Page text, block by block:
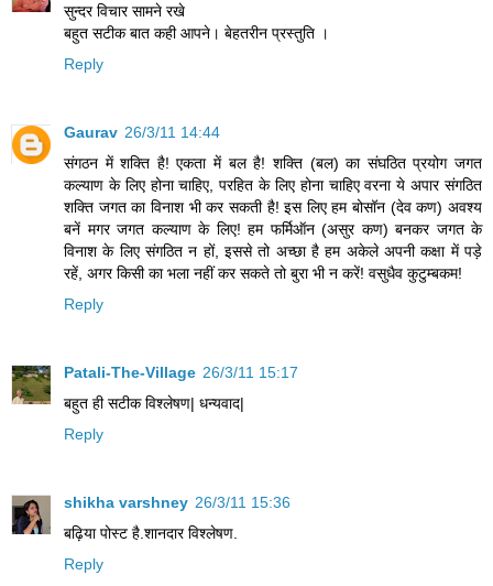
सुन्दर विचार सामने रखे
बहुत सटीक बात कही आपने। बेहतरीन प्रस्‍तुति ।
Reply
Gaurav 26/3/11 14:44
संगठन में शक्ति है! एकता में बल है! शक्ति (बल) का संघठित प्रयोग जगत
कल्याण के लिए होना चाहिए, परहित के लिए होना चाहिए वरना ये अपार संगठित
शक्ति जगत का विनाश भी कर सकती है! इस लिए हम बोसॉन (देव कण) अवश्य
बनें मगर जगत कल्याण के लिए! हम फर्मिऑन (असुर कण) बनकर जगत के
विनाश के लिए संगठित न हों, इससे तो अच्छा है हम अकेले अपनी कक्षा में पड़े
रहें, अगर किसी का भला नहीं कर सकते तो बुरा भी न करें! वसुधैव कुटुम्बकम!
Reply
Patali-The-Village 26/3/11 15:17
बहुत ही सटीक विश्लेषण| धन्यवाद|
Reply
shikha varshney 26/3/11 15:36
बढ़िया पोस्ट है.शानदार विश्लेषण.
Reply